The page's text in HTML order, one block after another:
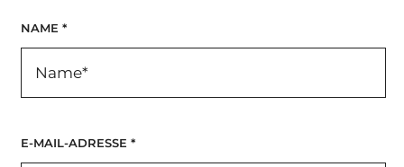
NAME *
E-MAIL-ADRESSE *